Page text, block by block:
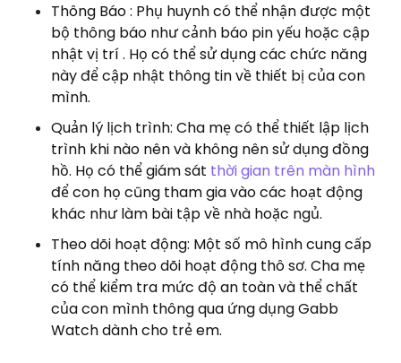
Thông Báo : Phụ huynh có thể nhận được một
bộ thông báo như cảnh báo pin yếu hoặc cập
nhật vị trí . Họ có thể sử dụng các chức năng
này để cập nhật thông tin về thiết bị của con
mình.
Quản lý lịch trình: Cha mẹ có thể thiết lập lịch
trình khi nào nên và không nên sử dụng đồng
hồ. Họ có thể giám sát thời gian trên màn hình
để con họ cũng tham gia vào các hoạt động
khác như làm bài tập về nhà hoặc ngủ.
Theo dõi hoạt động: Một số mô hình cung cấp
tính năng theo dõi hoạt động thô sơ. Cha mẹ
có thể kiểm tra mức độ an toàn và thể chất
của con mình thông qua ứng dụng Gabb
Watch dành cho trẻ em.